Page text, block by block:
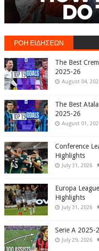
ΡΟΗ ΕΙΔΗΣΕΩΝ
The Best
2025-26
August 04,
The Best
2025-26
August 01,
Conference
Highlights
July 31, 2026
Europa
Highlights
July 31, 2026
Serie A 2025-
July 29, 2026